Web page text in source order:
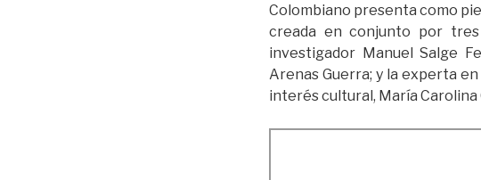
Colombiano presenta como
creada en conjunto por
investigador Manuel Salge
Arenas Guerra; y la experta
interés cultural, María